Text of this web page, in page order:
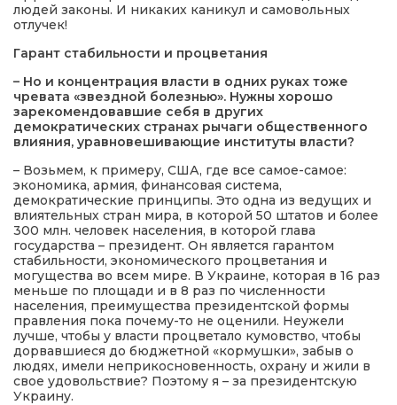
людей законы. И никаких каникул и самовольных
отлучек!
Гарант стабильности и процветания
– Но и концентрация власти в одних руках тоже
чревата «звездной болезнью». Нужны хорошо
зарекомендовавшие себя в других
демократических странах рычаги общественного
влияния, уравновешивающие институты власти?
– Возьмем, к примеру, США, где все самое-самое:
экономика, армия, финансовая система,
демократические принципы. Это одна из ведущих и
влиятельных стран мира, в которой 50 штатов и более
300 млн. человек населения, в которой глава
государства – президент. Он является гарантом
стабильности, экономического процветания и
могущества во всем мире. В Украине, которая в 16 раз
меньше по площади и в 8 раз по численности
населения, преимущества президентской формы
правления пока почему-то не оценили. Неужели
лучше, чтобы у власти процветало кумовство, чтобы
дорвавшиеся до бюджетной «кормушки», забыв о
людях, имели неприкосновенность, охрану и жили в
свое удовольствие? Поэтому я – за президентскую
Украину.